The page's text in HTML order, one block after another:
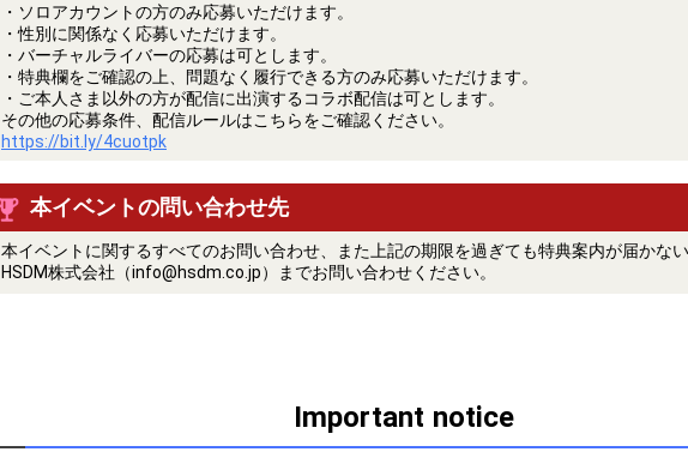
・ソロアカウントの方のみ応募いただけます。
・性別に関係なく応募いただけます。
・バーチャルライバーの応募は可とします。
・特典欄をご確認の上、問題なく履行できる方のみ応募いただけます。
・ご本人さま以外の方が配信に出演するコラボ配信は可とします。
その他の応募条件、配信ルールはこちらをご確認ください。
https://bit.ly/4cuotpk
本イベントの問い合わせ先
本イベントに関するすべてのお問い合わせ、また上記の期限を過ぎても特典案内が届かな
HSDM株式会社（info@hsdm.co.jp）までお問い合わせください。
Important notice